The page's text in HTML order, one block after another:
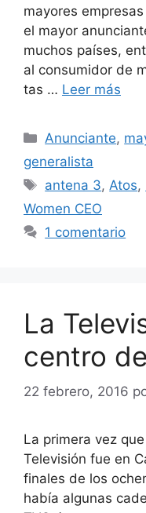
mayores
el mayor
muchos países,
al consumidor de
tas … Leer más
Categorías
Anunciante,
generalista
Etiquetas
antena 3,Atos,
Women CEO
1 comentario
La
centro
22 febrero, 2016
La primera vez
Televisión fue en
finales de los
había algunas